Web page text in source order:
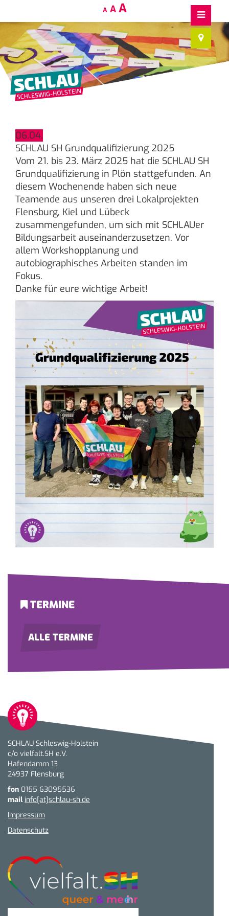
A
Decrease
font
size.
A Reset
size.
AIncrease
font
size.
06.04.
SCHLAU SH Grundqualifizierung 2025
Vom 21. bis 23. März 2025 hat die SCHLAU SH
Grundqualifizierung in Plön stattgefunden. An
diesem Wochenende haben sich neue
Teamende aus unseren drei Lokalprojekten
Flensburg, Kiel und Lübeck
zusammengefunden, um sich mit SCHLAUer
Bildungsarbeit auseinanderzusetzen. Vor
allem Workshopplanung und
autobiographisches Arbeiten standen im
Fokus.
Danke für eure wichtige Arbeit!
TERMINE
ALLE TERMINE
SCHLAU Schleswig-Holstein
c/o vielfalt.SH e.V.
Hafendamm 13
24937 Flensburg
fon 0155 63095536
mail info[at]schlau-sh.de
Impressum
Datenschutz